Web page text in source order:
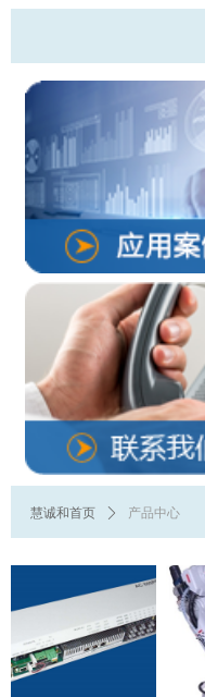
慧诚和首页 ꄲ 产品中心